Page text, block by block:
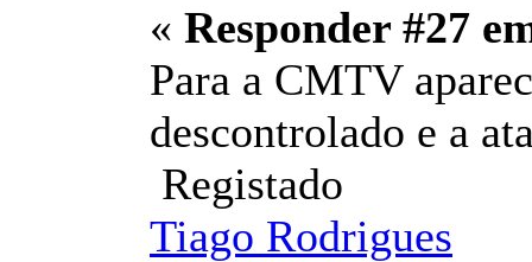
« Responder #27
Para a CMTV
descontrolado e a
Registado
Tiago Rodrigues